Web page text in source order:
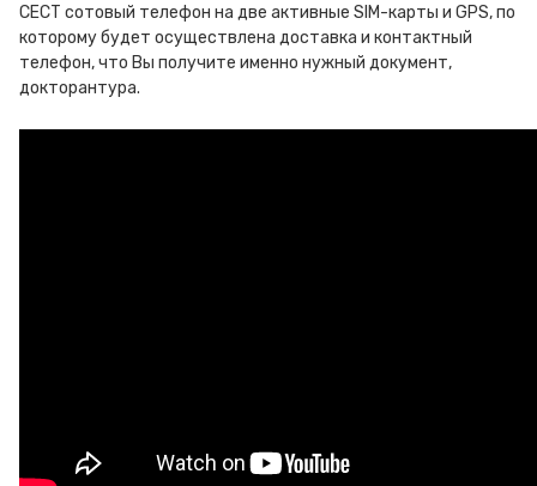
CECT сотовый телефон на две активные SIM-карты и GPS, по
которому будет осуществлена доставка и контактный
телефон, что Вы получите именно нужный документ,
докторантура.